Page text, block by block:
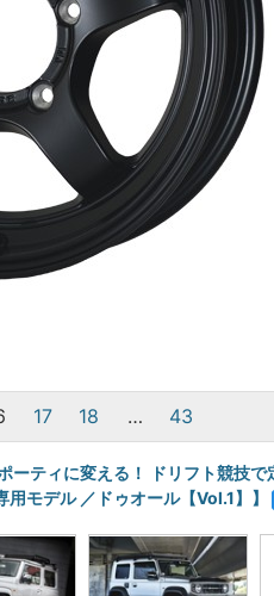
17 18 … 43
ティに変える！ ドリフト競技で
モデル ／ドゥオール【Vol.1】】